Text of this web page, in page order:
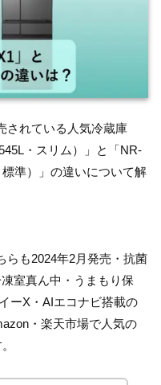
されている人気冷蔵庫
・スリム）」と「NR-
準）」の違いについて解
らも2024年2月発売・抗菌
室真ん中・うまもり保
ーX・AIエコナビ搭載の
・楽天市場で人気の